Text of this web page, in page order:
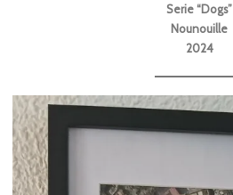
Serie “Dogs”
Nounouille
2024